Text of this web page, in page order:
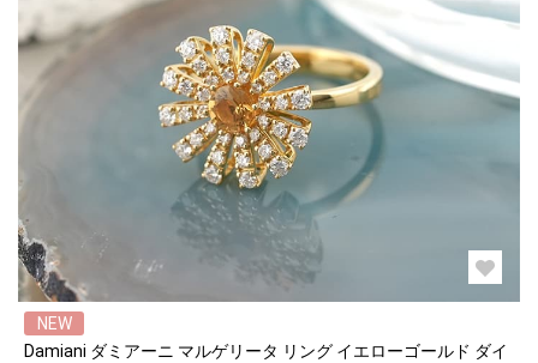
NEW
Damiani ダミアーニ マルゲリータ リング イエローゴールド ダイ